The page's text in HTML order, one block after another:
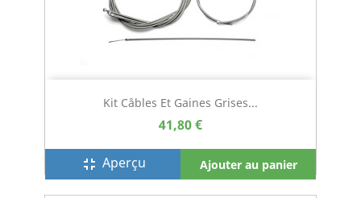
Kit Câbles Et Gaines Grises...
41,80 €
fullscreen_exit Aperçu Ajouter au panier